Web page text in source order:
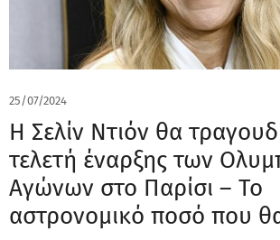
25/07/2024
Η Σελίν Ντιόν θα
τελετή έναρξης των
Αγώνων στο Παρίσι – Το
αστρονομικό ποσό που